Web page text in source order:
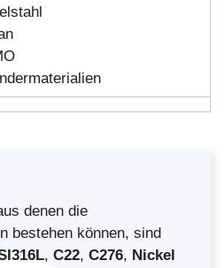
denen die
bestehen können, sind
, C22, C276, Nickel